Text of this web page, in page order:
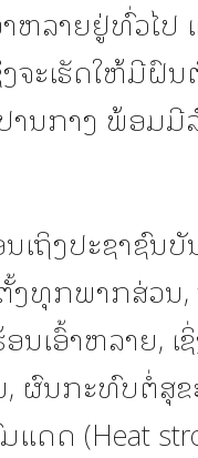
ຫລາຍຢູ່ທົ່ວໄປ
ຈະເຮັດໃຫ້ມີຝົ
ານກາງ ພ້ອມມີ
ເຖິງປະຊາຊົນ
ງທຸກພາກສ່ວນ,
ນເອົ້າຫລາຍ, ເ
ຜົນກະທົບຕໍ່ສຸຂ
ແດດ (Heat